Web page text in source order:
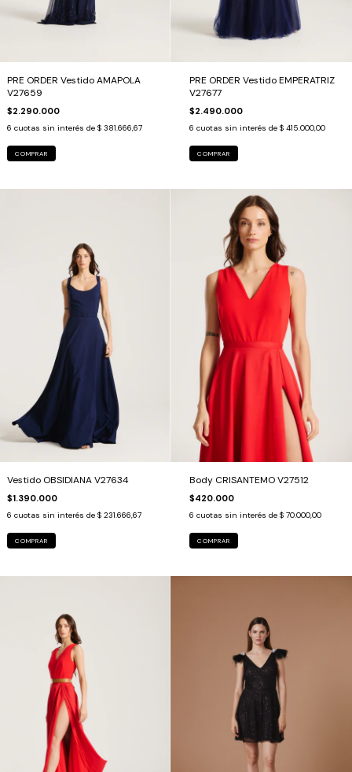
PRE ORDER Vestido AMAPOLA
V27659
$2.290.000
6 cuotas sin interés de $ 381.666,67
COMPRAR
PRE ORDER Vestido EMPERATRIZ
V27677
$2.490.000
6 cuotas sin interés de $ 415.000,00
COMPRAR
Vestido OBSIDIANA V27634
$1.390.000
6 cuotas sin interés de $ 231.666,67
COMPRAR
Body CRISANTEMO V27512
$420.000
6 cuotas sin interés de $ 70.000,00
COMPRAR